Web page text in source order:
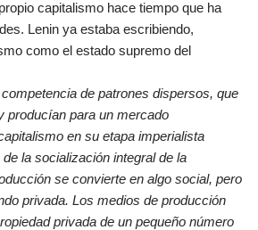
capitalismo hace tiempo que ha
Lenin ya estaba escribiendo,
como el estado supremo del
competencia de patrones dispersos, que
producían para un mercado
en su etapa imperialista
la socialización integral de la
se convierte en algo social, pero
privada. Los medios de producción
privada de un pequeño número